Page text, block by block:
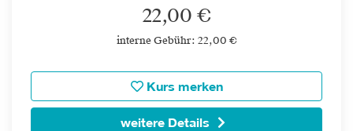
22,00 €
interne Gebühr: 22,00 €
Kurs merken
weitere Details